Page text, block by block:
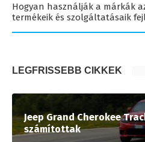
Hogyan használják a márkák
termékeik és szolgáltatásaik
LEGFRISSEBB CIKKEK
Jeep Grand Cherokee
számítottak